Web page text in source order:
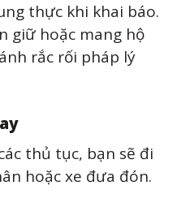
thực khi khai báo.
giữ hoặc mang hộ
rắc rối pháp lý
thủ tục, bạn sẽ đi
hoặc xe đưa đón.